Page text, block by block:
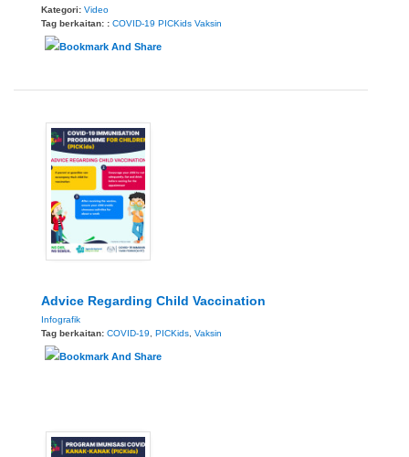
Kategori: Video
Tag berkaitan: : COVID-19 PICKids Vaksin
Advice Regarding Child Vaccination
Infografik
Tag berkaitan: COVID-19 PICKids Vaksin